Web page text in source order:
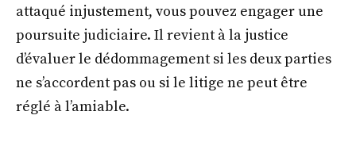
attaqué injustement, vous pouvez engager une
poursuite judiciaire. Il revient à la justice
d’évaluer le dédommagement si les deux parties
ne s’accordent pas ou si le litige ne peut être
réglé à l’amiable.